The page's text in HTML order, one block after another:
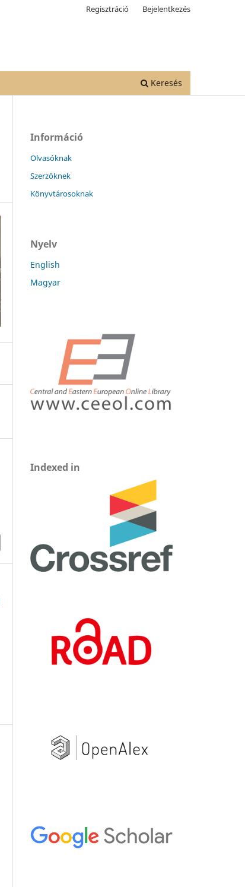
Keresés
Regisztráció Bejelentkezés
Információ
Olvasóknak
Szerzőknek
Könyvtárosoknak
Nyelv
English
Magyar
Indexed in